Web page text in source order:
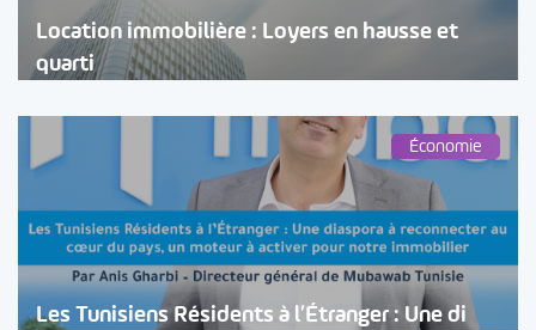
Location immobilière : Loyers en hausse et
quarti
Économie
Les Tunisiens Résidents à l’Étranger : Une di